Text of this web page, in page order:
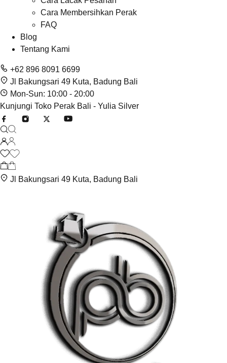
Cara Membersihkan Perak
FAQ
Blog
Tentang Kami
+62 896 8091 6699
Jl Bakungsari 49 Kuta, Badung Bali
Mon-Sun: 10:00 - 20:00
Kunjungi Toko Perak Bali - Yulia Silver
Jl Bakungsari 49 Kuta, Badung Bali